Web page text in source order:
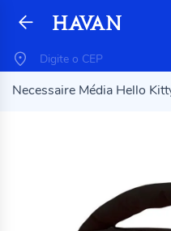
Necessaire Média Hello